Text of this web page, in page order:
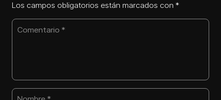
Los campos obligatorios están marcados con *